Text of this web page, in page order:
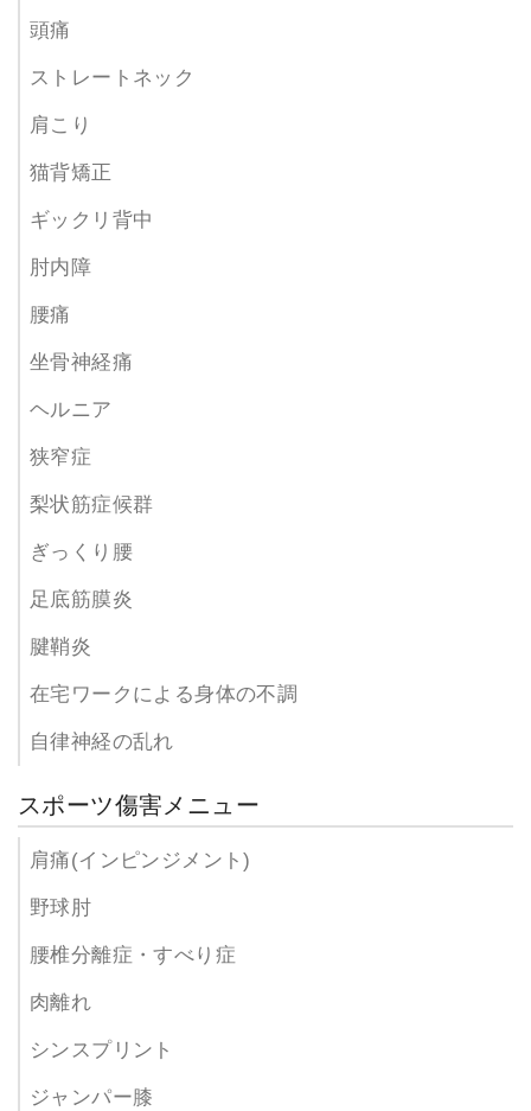
頭痛
ストレートネック
肩こり
猫背矯正
ギックリ背中
肘内障
腰痛
坐骨神経痛
ヘルニア
狭窄症
梨状筋症候群
ぎっくり腰
足底筋膜炎
腱鞘炎
在宅ワークによる身体の不調
自律神経の乱れ
スポーツ傷害メニュー
肩痛(インピンジメント)
野球肘
腰椎分離症・すべり症
肉離れ
シンスプリント
ジャンパー膝